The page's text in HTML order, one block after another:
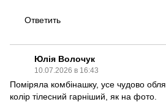
Ответить
Юлія Волочук
10.07.2026 в 16:43
Поміряла комбінашку, усе чудово
колір тілесний гарніший, як на фото.